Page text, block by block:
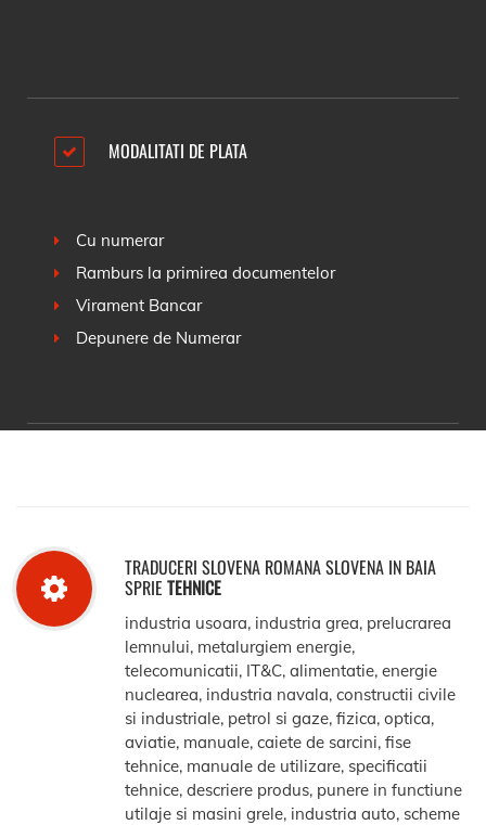
MODALITATI DE PLATA
Cu numerar
Ramburs la primirea documentelor
Virament Bancar
Depunere de Numerar
TRADUCERI SLOVENA ROMANA SLOVENA IN BAIA
SPRIE TEHNICE
industria usoara, industria grea, prelucrarea
lemnului, metalurgiem energie,
telecomunicatii, IT&C, alimentatie, energie
nuclearea, industria navala, constructii civile
si industriale, petrol si gaze, fizica, optica,
aviatie, manuale, caiete de sarcini, fise
tehnice, manuale de utilizare, specificatii
tehnice, descriere produs, punere in functiune
utilaje si masini grele, industria auto, scheme